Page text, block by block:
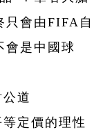
只會由FIFA自
會是中國球
道
定價的理性